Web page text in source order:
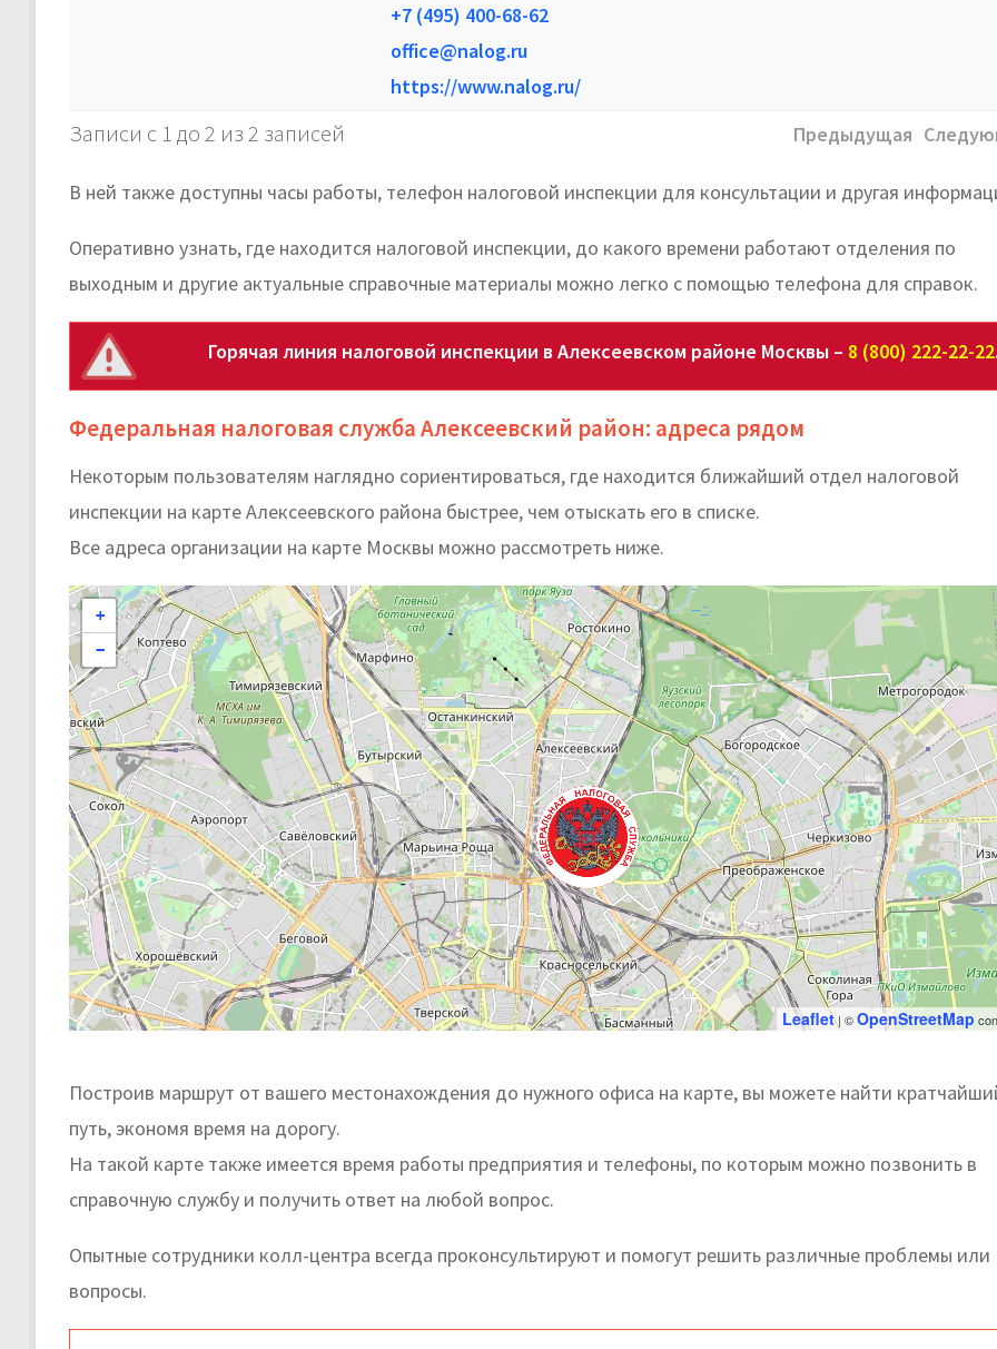
+7 (495) 400-68-62
office@nalog.ru
https://www.nalog.ru/
Записи с 1 до 2 из 2 записей Предыдущая
В ней также доступны часы работы, телефон налоговой инспекции для консультации и другая
Оперативно узнать, где находится налоговой инспекции, до какого времени работают отделения по
выходным и другие актуальные справочные материалы можно легко с помощью телефона для справок.
Горячая линия налоговой инспекции в Алексеевском районе Москвы – 8 (800) 222-22-22
Федеральная налоговая служба Алексеевский район: адреса рядом
Некоторым пользователям наглядно сориентироваться, где находится ближайший отдел налоговой
инспекции на карте Алексеевского района быстрее, чем отыскать его в списке.
Все адреса организации на карте Москвы можно рассмотреть ниже.
+
−
Leaflet| ©OpenStreetMap
Построив маршрут от вашего местонахождения до нужного офиса на карте, вы можете найти
путь, экономя время на дорогу.
На такой карте также имеется время работы предприятия и телефоны, по которым можно позвонить в
справочную службу и получить ответ на любой вопрос.
Опытные сотрудники колл-центра всегда проконсультируют и помогут решить различные проблемы или
вопросы.